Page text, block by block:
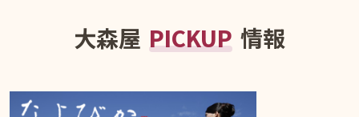
大森屋 PICKUP 情報